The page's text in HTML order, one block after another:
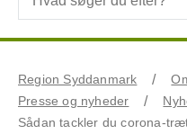
Region Syddanmark
Presse og nyheder
Sådan tackler du corona-